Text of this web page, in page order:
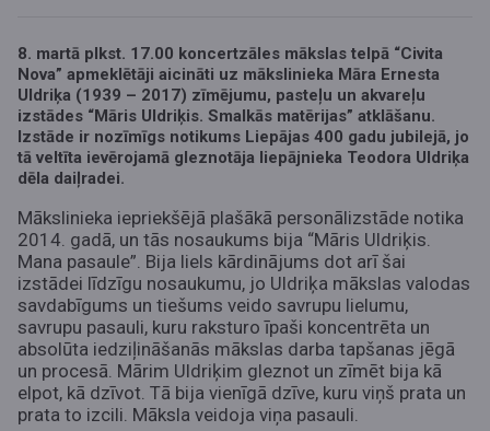
8. martā plkst. 17.00 koncertzāles mākslas telpā “Civita
Nova” apmeklētāji aicināti uz mākslinieka Māra Ernesta
Uldriķa (1939 – 2017) zīmējumu, pasteļu un akvareļu
izstādes “Māris Uldriķis. Smalkās matērijas” atklāšanu.
Izstāde ir nozīmīgs notikums Liepājas 400 gadu jubilejā, jo
tā veltīta ievērojamā gleznotāja liepājnieka Teodora Uldriķa
dēla daiļradei.
Mākslinieka iepriekšējā plašākā personālizstāde notika
2014. gadā, un tās nosaukums bija “Māris Uldriķis.
Mana pasaule”. Bija liels kārdinājums dot arī šai
izstādei līdzīgu nosaukumu, jo Uldriķa mākslas valodas
savdabīgums un tiešums veido savrupu lielumu,
savrupu pasauli, kuru raksturo īpaši koncentrēta un
absolūta iedziļināšanās mākslas darba tapšanas jēgā
un procesā. Mārim Uldriķim gleznot un zīmēt bija kā
elpot, kā dzīvot. Tā bija vienīgā dzīve, kuru viņš prata un
prata to izcili. Māksla veidoja viņa pasauli.